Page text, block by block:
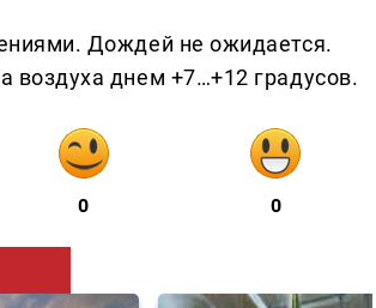
Дождей не ожидается.
воздуха днем +7…+12 градусов.
0 0